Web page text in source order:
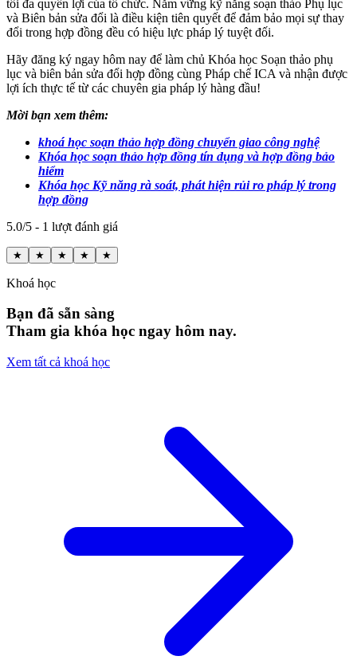
tối đa quyền lợi của tổ chức. Nắm vững kỹ năng soạn thảo Phụ lục
và Biên bản sửa đổi là điều kiện tiên quyết để đảm bảo mọi sự thay
đổi trong hợp đồng đều có hiệu lực pháp lý tuyệt đối.
Hãy đăng ký ngay hôm nay để làm chủ Khóa học Soạn thảo phụ
lục và biên bản sửa đổi hợp đồng cùng Pháp chế ICA và nhận được
lợi ích thực tế từ các chuyên gia pháp lý hàng đầu!
Mời bạn xem thêm:
khoá học soạn thảo hợp đồng chuyển giao công nghệ
Khóa học soạn thảo hợp đồng tín dụng và hợp đồng bảo
hiểm
Khóa học Kỹ năng rà soát, phát hiện rủi ro pháp lý trong
hợp đồng
5.0/5 - 1 lượt đánh giá
★ ★ ★ ★ ★
Khoá học
Bạn đã sẵn sàng
Tham gia khóa học ngay hôm nay.
Xem tất cả khoá học